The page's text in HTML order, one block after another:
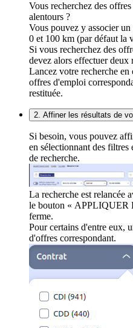
Vous recherchez des
alentours ?
Vous pouvez y associer
0 et 100 km (par défaut la
Si vous recherchez des
devez alors effectuer deux
Lancez votre recherche
offres d'emploi
restituée.
2. Affiner les résultats de
Si besoin, vous pouvez
en sélectionnant des filtres
de recherche.
La recherche est relancée
le bouton « APPLIQUER
ferme.
Pour certains d'entre eux,
d'offres correspondant.